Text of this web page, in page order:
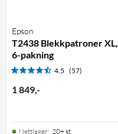
Epson
T2438 Blekkpatroner XL,
6-pakning
4.5 (57)
1 849,-
Nettlager: 20+ st